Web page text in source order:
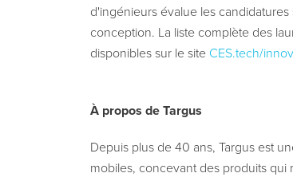
d'ingénieurs évalue les
conception. La liste complète des
disponibles sur le site CES.tech/
À propos de Targus
Depuis plus de 40 ans, Targus est
mobiles, concevant des produits